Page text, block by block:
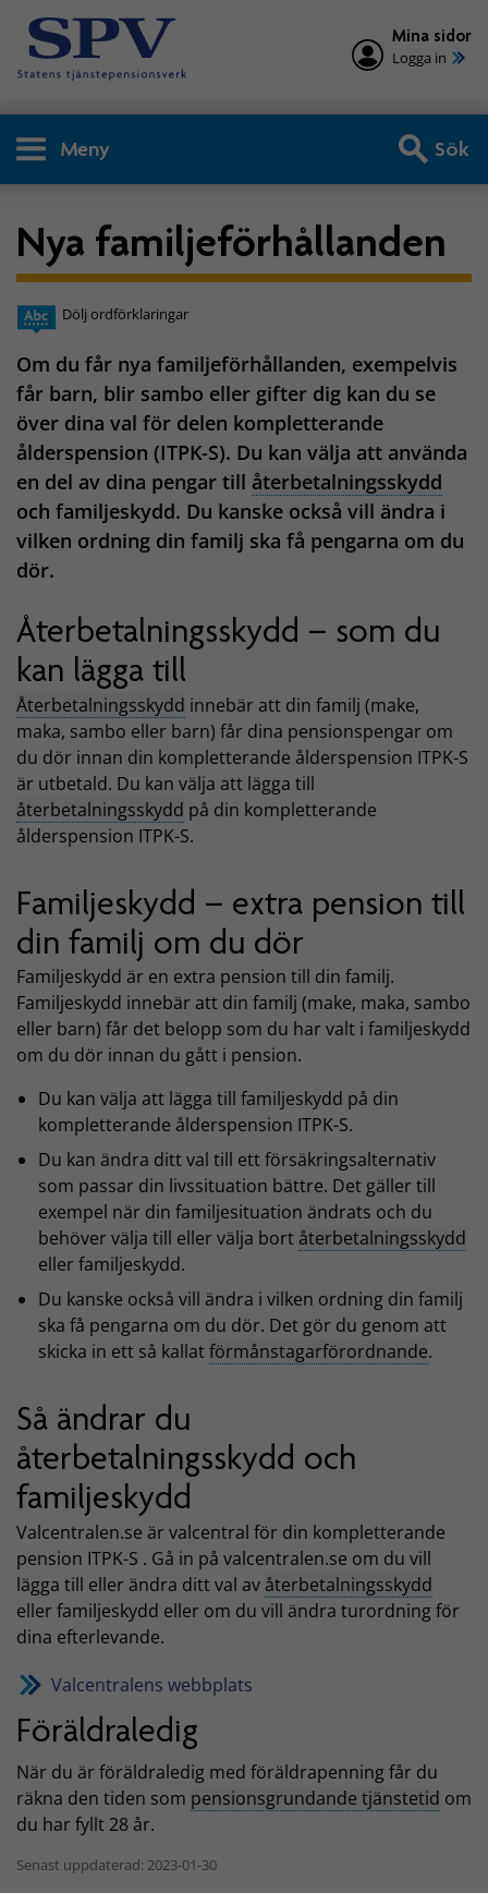
Mina sidor
Logga in
Meny Sök
Nya familjeförhållanden
Dölj ordförklaringar
Om du får nya familjeförhållanden, exempelvis
får barn, blir sambo eller gifter dig kan du se
över dina val för delen kompletterande
ålderspension (ITPK-S). Du kan välja att använda
en del av dina pengar till återbetalningsskydd
och familjeskydd. Du kanske också vill ändra i
vilken ordning din familj ska få pengarna om du
dör.
Återbetalningsskydd – som du
kan lägga till
Återbetalningsskydd innebär att din familj (make,
maka, sambo eller barn) får dina pensionspengar om
du dör innan din kompletterande ålderspension ITPK-S
är utbetald. Du kan välja att lägga till
återbetalningsskydd på din kompletterande
ålderspension ITPK-S.
Familjeskydd – extra pension till
din familj om du dör
Familjeskydd är en extra pension till din familj.
Familjeskydd innebär att din familj (make, maka, sambo
eller barn) får det belopp som du har valt i familjeskydd
om du dör innan du gått i pension.
Du kan välja att lägga till familjeskydd på din
kompletterande ålderspension ITPK-S.
Du kan ändra ditt val till ett försäkringsalternativ
som passar din livssituation bättre. Det gäller till
exempel när din familjesituation ändrats och du
behöver välja till eller välja bortåterbetalningsskydd
eller familjeskydd.
Du kanske också vill ändra i vilken ordning din familj
ska få pengarna om du dör. Det gör du genom att
skicka in ett så kallatförmånstagarförordnande.
Så ändrar du
återbetalningsskydd och
familjeskydd
Valcentralen.se är valcentral för din kompletterande
pension ITPK-S . Gå in på valcentralen.se om du vill
lägga till eller ändra ditt val avåterbetalningsskydd
eller familjeskydd eller om du vill ändra turordning för
dina efterlevande.
Valcentralens webbplats
Föräldraledig
När du är föräldraledig med föräldrapenning får du
räkna den tiden som pensionsgrundande tjänstetid om
du har fyllt 28 år.
Senast uppdaterad: 2023-01-30